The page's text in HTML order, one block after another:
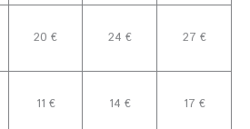
20 € 24 € 27 €
11 € 14 € 17 €